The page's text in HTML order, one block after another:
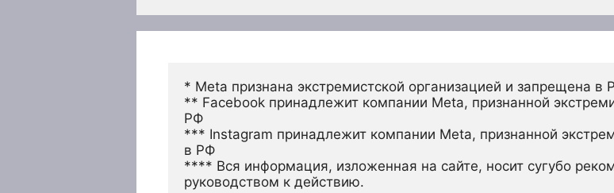
* Meta признана экстремистской организацией и запрещена в
** Facebook принадлежит компании Meta, признанной
РФ
*** Instagram принадлежит компании Meta, признанной
в РФ
**** Вся информация, изложенная на сайте, носит сугубо
руководством к действию.